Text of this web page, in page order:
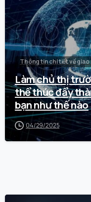
Thông tin chi tiết về giao
Làm chủ thị
thể thúc đẩy
bạn như thế nào
04/29/2025